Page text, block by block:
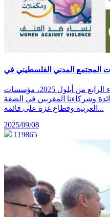
أدرجت الإدارة الأمريكية، في مساء الرابع من أيلول 2025، مؤسسات
وشركاءنا المقربين في الضفة
الغربية وقطاع غزة على قائمة...
2025/09/08
119865